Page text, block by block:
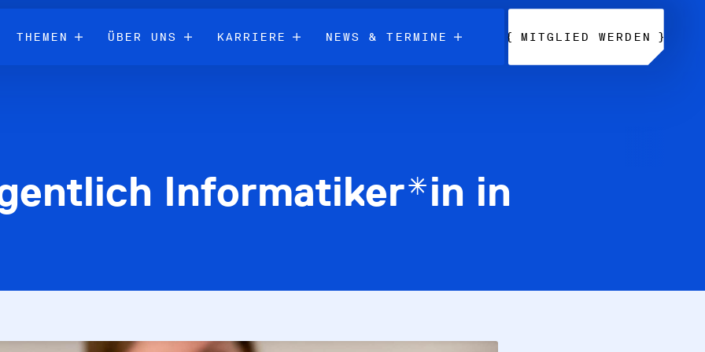
THEMEN ÜBER UNS KARRIERE NEWS & TERMINE { MITGLIED WERDEN }
Informatiker*in in